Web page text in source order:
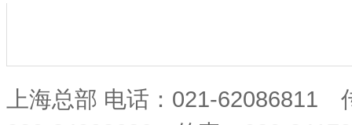
上海总部 电话：021-